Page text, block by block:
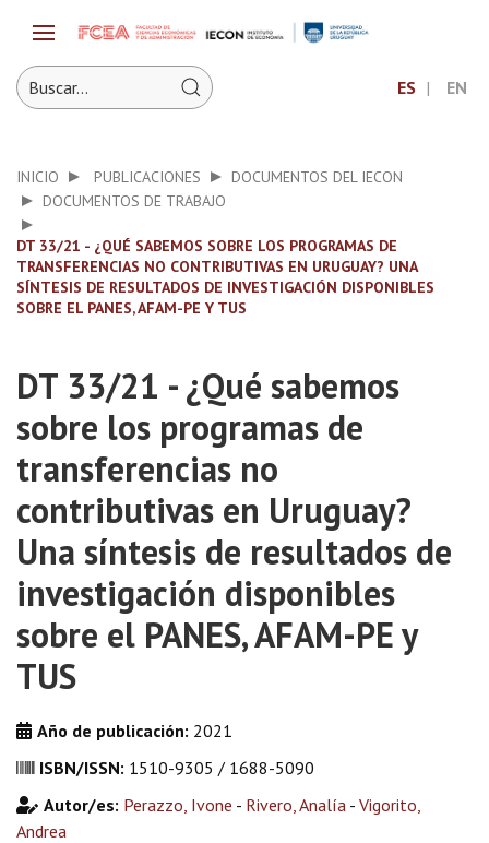
ES EN
INICIO PUBLICACIONES
DOCUMENTOS DEL IECON
DOCUMENTOS DE TRABAJO
DT 33/21 - ¿QUÉ SABEMOS SOBRE LOS PROGRAMAS DE
TRANSFERENCIAS NO CONTRIBUTIVAS EN URUGUAY? UNA
SÍNTESIS DE RESULTADOS DE INVESTIGACIÓN DISPONIBLES
SOBRE EL PANES, AFAM-PE Y TUS
DT 33/21 - ¿Qué sabemos
sobre los programas de
transferencias no
contributivas en Uruguay?
Una síntesis de resultados de
investigación disponibles
sobre el PANES, AFAM-PE y
TUS
Año de publicación: 2021
ISBN/ISSN: 1510-9305 / 1688-5090
Autor/es: Perazzo, Ivone - Rivero, Analía - Vigorito,
Andrea